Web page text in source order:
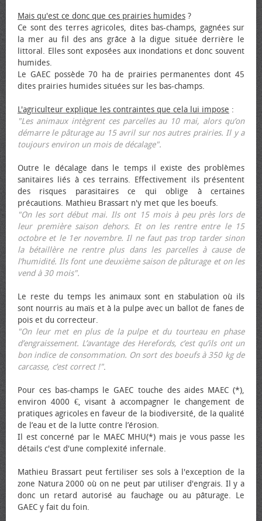
Mais qu'est ce donc que ces prairies humides ?
Ce sont des terres agricoles, dites bas-champs, gagnées sur
la mer au fil des ans grâce à la digue située derrière le
littoral. Elles sont exposées aux inondations et donc souvent
humides.
Le GAEC possède 70 ha de prairies permanentes dont 45
dites prairies humides situées sur les bas-champs.
L'agriculteur explique les contraintes que cela lui impose :
"Les animaux intègrent ces parcelles au 10 mai, alors qu’on
démarre le pâturage au 15 avril sur nos autres prairies. Il y a
toujours environ un mois de décalage".
Outre le décalage dans le temps il existe des problèmes
sanitaires liés à ces terrains. Effectivement ils présentent
des risques parasitaires ce qui oblige à certaines
précautions. Mathieu Brassart n'y met que les bœufs.
"On les sort début mai. Ils ont 15 mois à peu près lors de
leur première saison dehors. Et on les rentre entre le 15
octobre et le 1er novembre. Il ne faut pas trop tarder sinon
la bétaillère ne rentre plus dans les parcelles à cause de
l’humidité. Ils font une deuxième saison de pâturage et on les
vend à 30 mois".
Le reste du temps les animaux sont en stabulation où ils
sont nourris au maïs et à la pulpe avec un ballot de fanes de
pois et du correcteur.
"On leur met en plus de la pulpe et du tourteau en phase
d’engraissement. L’avantage des Herefords, c’est qu’ils ont un
bon indice de consommation. On sort des bœufs à 350 kg de
carcasse, c’est correct !".
Pour ces bas-champs le GAEC touche des aides MAEC (*),
environ 4000 €, visant à accompagner le changement de
pratiques agricoles en faveur de la biodiversité, de la qualité
de l’eau et de la lutte contre l’érosion.
Il est concerné par le MAEC MHU(*) mais je vous passe les
détails c'est d'une complexité infernale.
Mathieu Brassart peut fertiliser ses sols à l'exception de la
zone Natura 2000 où on ne peut par utiliser d'engrais. Il y a
donc un retard autorisé au fauchage ou au pâturage. Le
GAEC y fait du foin.